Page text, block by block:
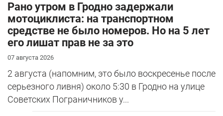
Рано утром в Гродно задержали
мотоциклиста: на транспортном
средстве не было номеров. Но на 5 лет
его лишат прав не за это
07 августа 2026
2 августа (напомним, это было воскресенье после
серьезного ливня) около 5:30 в Гродно на улице
Советских Пограничников у...